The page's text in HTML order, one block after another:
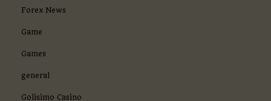
Forex News
Game
Games
general
Golisimo Casino